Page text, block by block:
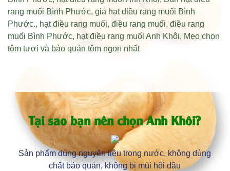
rang muối Bình Phước,giá hạt điều rang muối Bình
Phước., hạt điều rang muối,điều rang muối,điều rang
muối Bình Phước, hạt điều rang muối Anh Khôi, Mẹo chọn
tôm tươi và bảo quản tôm ngon nhất
Tại sao bạn nên chọn Anh Khôi?
Sản phẩm dùng nguyên liệu trong nước, không dùng
chất bảo quản, không bị mùi hôi dầu